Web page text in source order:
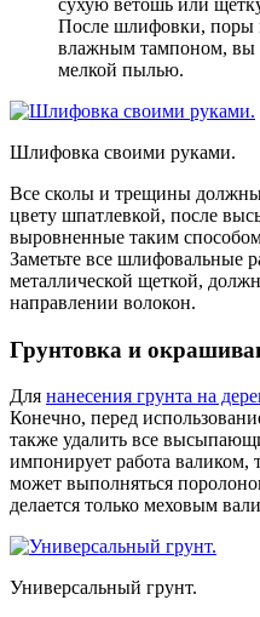
сухую ветошь или
После шлифовки, поры
влажным тампоном, вы
мелкой пылью.
Шлифовка своими руками.
Все сколы и трещины
цвету шпатлевкой, после
выровненные таким
Заметьте все шлифовальные
металлической щеткой,
направлении волокон.
Грунтовка и
Для нанесения грунта на
Конечно, перед
также удалить все
импонирует работа валиком,
может выполняться
делается только меховым
Универсальный грунт.